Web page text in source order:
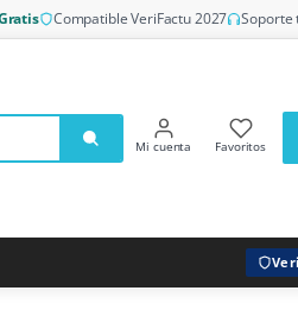
Compatible VeriFactu 2027 Soporte
Mi cuenta Favoritos